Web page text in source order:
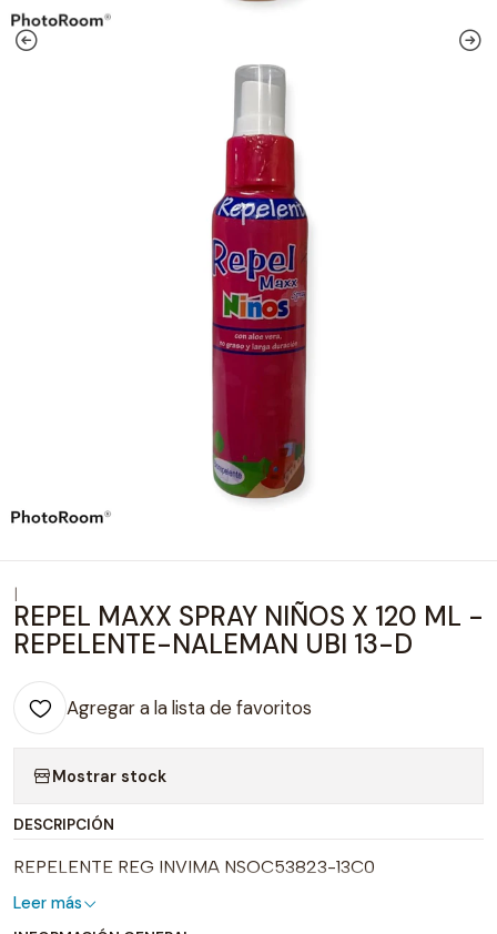
REPEL MAXX SPRAY NIÑOS X 120 ML -
REPELENTE-NALEMAN UBI 13-D
Agregar a la lista de favoritos
Mostrar stock
DESCRIPCIÓN
REPELENTE REG INVIMA NSOC53823-13C0
Leer más